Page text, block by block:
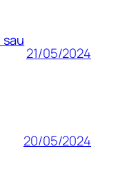
sau
21/05/2024
20/05/2024